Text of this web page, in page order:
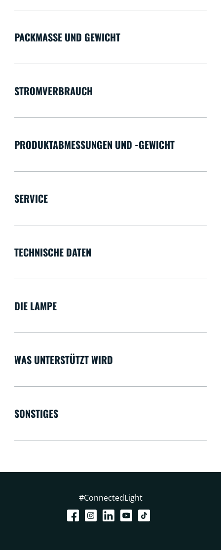
PACKMASSE UND GEWICHT
STROMVERBRAUCH
PRODUKTABMESSUNGEN UND -GEWICHT
SERVICE
TECHNISCHE DATEN
DIE LAMPE
WAS UNTERSTÜTZT WIRD
SONSTIGES
#ConnectedLight